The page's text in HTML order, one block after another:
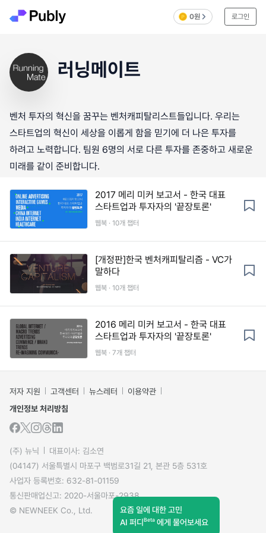
0원 로그인
러닝메이트
벤처 투자의 혁신을 꿈꾸는 벤처캐피탈리스트들입니다. 우리는
스타트업의 혁신이 세상을 이롭게 함을 믿기에 더 나은 투자를
하려고 노력합니다. 팀원 6명의 서로 다른 투자를 존중하고 새로운
미래를 같이 준비합니다.
2017 메리 미커 보고서 - 한국 대표
스타트업과 투자자의 '끝장토론'
웹북 · 10개 챕터
[개정판]한국 벤처캐피탈리즘 - VC가
말하다
웹북 · 10개 챕터
2016 메리 미커 보고서 - 한국 대표
스타트업과 투자자의 '끝장토론'
웹북 · 7개 챕터
저자 지원 고객센터 뉴스레터
이용약관
개인정보 처리방침
(주) 뉴닉
대표이사: 김소연
(04147) 서울특별시 마포구 백범로31길 21, 본관 5층 531호
사업자 등록번호: 632-81-01159
통신판매업신고: 2020-서울마포-2938
© NEWNEEK Co., Ltd.
요즘 일에 대한 고민
AI 퍼디Beta 에게 물어보세요